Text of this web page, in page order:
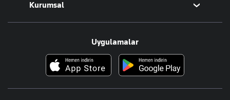
Teknoloji
Foto Haber
Kurumsal
Künye
Uygulamalar